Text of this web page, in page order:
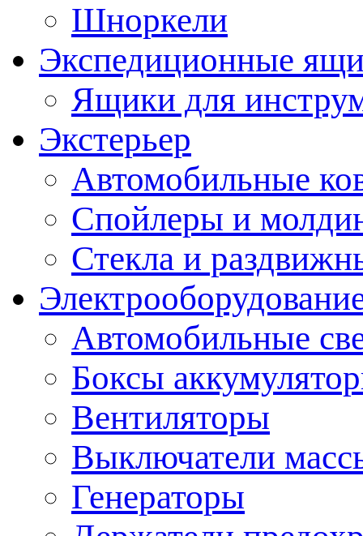
Шноркели
Экспедиционные
Ящики для
Экстерьер
Автомобильные
Спойлеры и
Стекла и
Автомобильные
Боксы
Вентиляторы
Выключатели
Генераторы